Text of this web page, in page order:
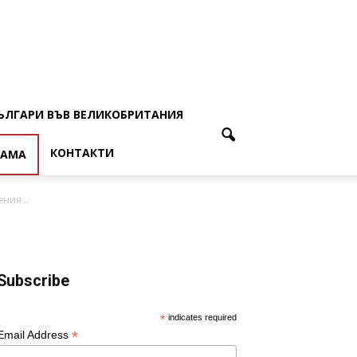
ВЪВ ВЕЛИКОБРИТАНИЯ
КОНТАКТИ
* indicates required
Address *